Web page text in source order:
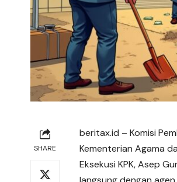
SHARE
beritax.id – Komisi
Kementerian Agama
Eksekusi KPK, Asep